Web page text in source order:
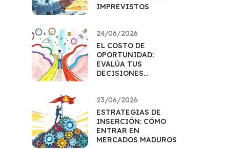
IMPREVISTOS
24/06/2026
EL COSTO DE
OPORTUNIDAD:
EVALÚA TUS
DECISIONES
23/06/2026
ESTRATEGIAS DE
INSERCIÓN: CÓMO
ENTRAR EN
MERCADOS MADUROS